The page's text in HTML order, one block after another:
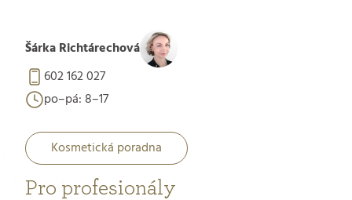
Šárka Richtárechová
602 162 027
po–pá: 8–17
Kosmetická poradna
Pro profesionály